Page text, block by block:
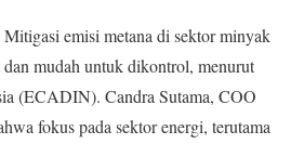
Mitigasi emisi metana di sektor minyak
mudah untuk dikontrol, menurut
(ECADIN). Candra Sutama, COO
fokus pada sektor energi, terutama